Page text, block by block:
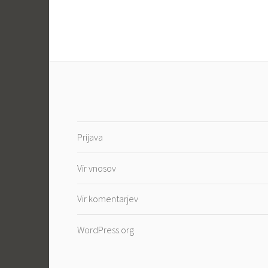
Prijava
Vir vnosov
Vir komentarjev
WordPress.org